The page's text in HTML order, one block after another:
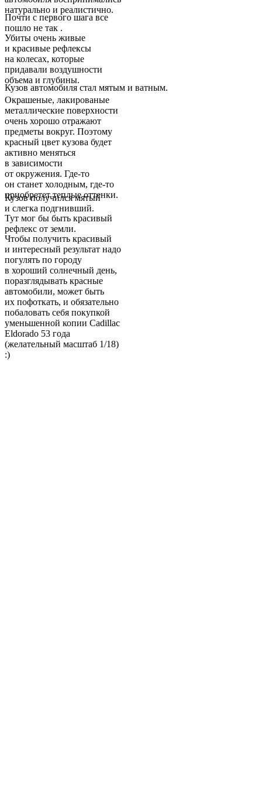
натурально и реалистично.
Почти с первого шага все
пошло не так .
Убиты очень живые
и красивые рефлексы
на колесах, которые
придавали воздушности
объема и глубины.
Кузов автомобиля стал мятым и ватным.
Окрашеные, лакированые
металлические поверхности
очень хорошо отражают
предметы вокруг. Поэтому
красный цвет кузова будет
активно меняться
в зависимости
от окружения. Где-то
он станет холодным, где-то
приобретет теплые оттенки.
Кузов получился мятый
и слегка подгнивший.
Тут мог бы быть красивый
рефлекс от земли.
Чтобы получить красивый
и интересный результат надо
погулять по городу
в хороший солнечный день,
поразглядывать красные
автомобили, может быть
их пофоткать, и обязательно
побаловать себя покупкой
уменьшенной копии Cadillac
Eldorado 53 года
(желательный масштаб 1/18)
:)